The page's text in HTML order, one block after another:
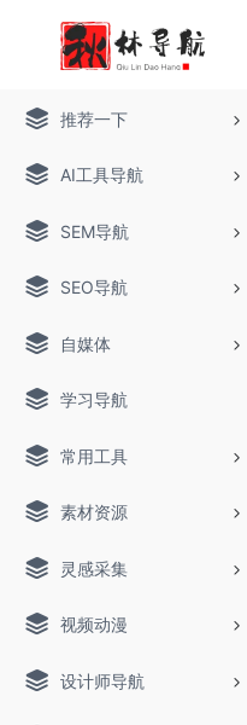
推荐一下
AI工具导航
SEM导航
SEO导航
自媒体
学习导航
常用工具
素材资源
灵感采集
视频动漫
设计师导航